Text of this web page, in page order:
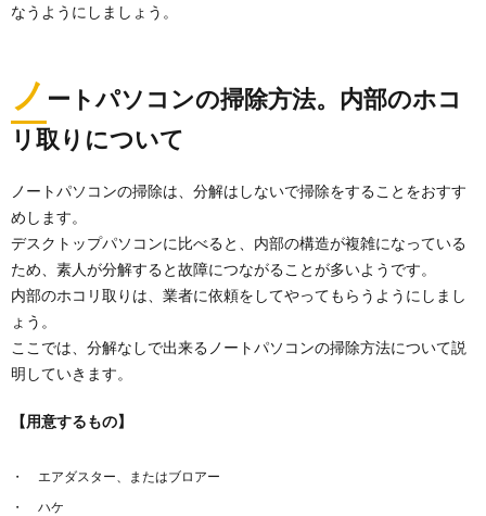
デスクを整理しておしゃれに見せるコツや
らいしか使っていないという人も多いかもしれません...
なうようにしましょう。
ノ ートパソコンの掃除方法。内部のホコ
リ取りについて
ノートパソコンの掃除は、分解はしないで掃除をすることをおすす
めします。
デスクトップパソコンに比べると、内部の構造が複雑になっている
ため、素人が分解すると故障につながることが多いようです。
内部のホコリ取りは、業者に依頼をしてやってもらうようにしまし
ょう。
ここでは、分解なしで出来るノートパソコンの掃除方法について説
明していきます。
【用意するもの】
エアダスター、またはブロアー
ハケ